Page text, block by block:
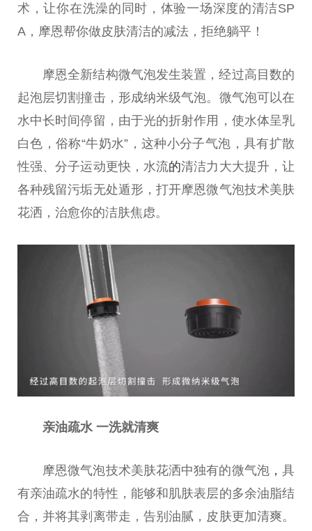
术，让你在洗澡的同时，体验一场深度的清洁SP
A，摩恩帮你做皮肤清洁的减法，拒绝躺平 ！
摩恩全新结构微气泡发生装置，经过高目数的
起泡层切割撞击，形成纳米级气泡。 微气泡可以在
水中长时间停留，由于光的折射作用，使水体呈乳
白色，俗称“牛奶水”，这种小分子气泡，具有扩散
性强、分子运动更快，水流的清洁力 大大提升，让
各种残留污垢无处遁形，打开摩恩微气泡技术美肤
花洒，治愈你的洁肤焦虑。
亲油疏水 一洗就清爽
摩恩微气泡技术美肤花洒中独有的微气泡，具
有亲油疏水的特性 ，能够和肌肤表层的多余油脂结
合，并将其剥离带走，告别油腻，皮肤更加清爽。